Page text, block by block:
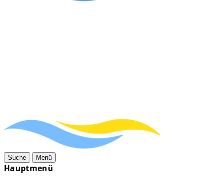
Suche Menü
Hauptmenü